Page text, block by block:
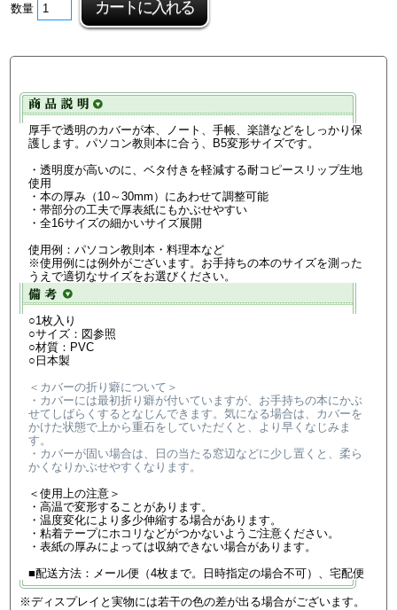
数量
厚手で透明のカバーが本、ノート、手帳、楽譜などをしっかり保
護します。パソコン教則本に合う、B5変形サイズです。
・透明度が高いのに、ベタ付きを軽減する耐コピースリップ生地
使用
・本の厚み（10～30mm）にあわせて調整可能
・帯部分の工夫で厚表紙にもかぶせやすい
・全16サイズの細かいサイズ展開
使用例：パソコン教則本・料理本など
※使用例には例外がございます。お手持ちの本のサイズを測った
うえで適切なサイズをお選びください。
○1枚入り
○サイズ：図参照
○材質：PVC
○日本製
＜カバーの折り癖について＞
・カバーには最初折り癖が付いていますが、お手持ちの本にかぶ
せてしばらくするとなじんできます。気になる場合は、カバーを
かけた状態で上から重石をしていただくと、より早くなじみま
す。
・カバーが固い場合は、日の当たる窓辺などに少し置くと、柔ら
かくなりかぶせやすくなります。
＜使用上の注意＞
・高温で変形することがあります。
・温度変化により多少伸縮する場合があります。
・粘着テープにホコリなどがつかないようご注意ください。
・表紙の厚みによっては収納できない場合があります。
■配送方法：メール便（4枚まで。日時指定の場合不可）、宅配便
※ディスプレイと実物には若干の色の差が出る場合がございます。